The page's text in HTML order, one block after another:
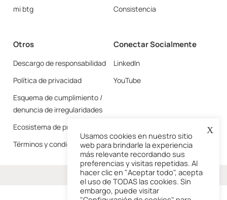
mi btg
Consistencia
Otros
Descargo de responsabilidad
Política de privacidad
Esquema de cumplimiento /
denuncia de irregularidades
Ecosistema de proveedores
Términos y condiciones
Conectar Socialmente
LinkedIn
YouTube
Más
X
Usamos cookies en nuestro sitio
web para brindarle la experiencia
más relevante recordando sus
preferencias y visitas repetidas. Al
hacer clic en "Aceptar todo", acepta
el uso de TODAS las cookies. Sin
embargo, puede visitar